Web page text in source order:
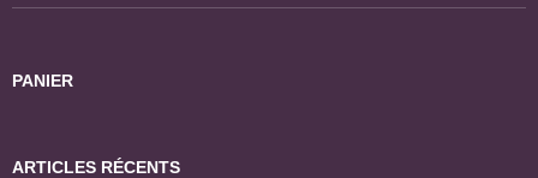
PANIER
ARTICLES RÉCENTS